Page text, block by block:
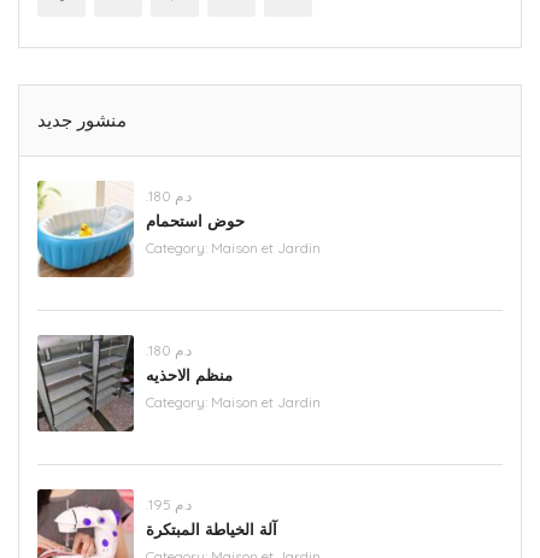
منشور جديد
.د.م 180
حوض استحمام
Category: Maison et Jardin
.د.م 180
منظم الاحذيه
Category: Maison et Jardin
.د.م 195
آلة الخياطة المبتكرة